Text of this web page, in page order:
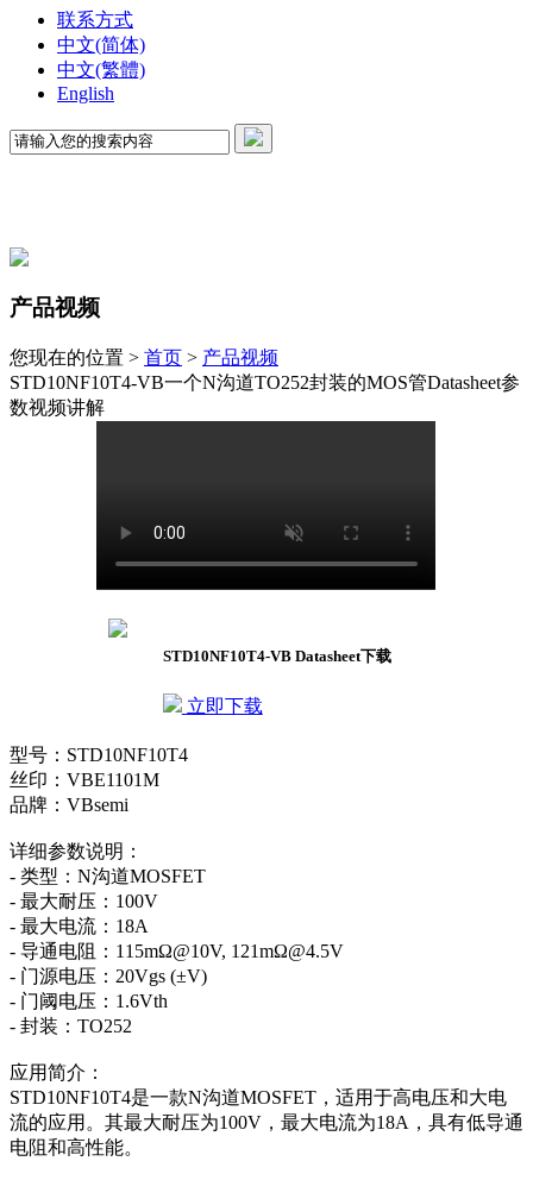
联系方式
中文(简体)
中文(繁體)
English
产品视频
您现在的位置 > 首页 > 产品视频
STD10NF10T4-VB一个N沟道TO252封装的MOS管Datasheet参
数视频讲解
STD10NF10T4-VB Datasheet下载
立即下载
型号：STD10NF10T4
丝印：VBE1101M
品牌：VBsemi
详细参数说明：
- 类型：N沟道MOSFET
- 最大耐压：100V
- 最大电流：18A
- 导通电阻：115mΩ@10V, 121mΩ@4.5V
- 门源电压：20Vgs (±V)
- 门阈电压：1.6Vth
- 封装：TO252
应用简介：
STD10NF10T4是一款N沟道MOSFET，适用于高电压和大电
流的应用。其最大耐压为100V，最大电流为18A，具有低导通
电阻和高性能。